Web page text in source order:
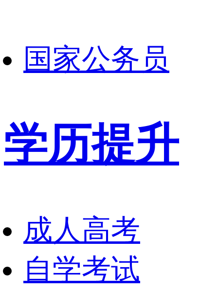
国家公务员
学历提升
成人高考
自学考试